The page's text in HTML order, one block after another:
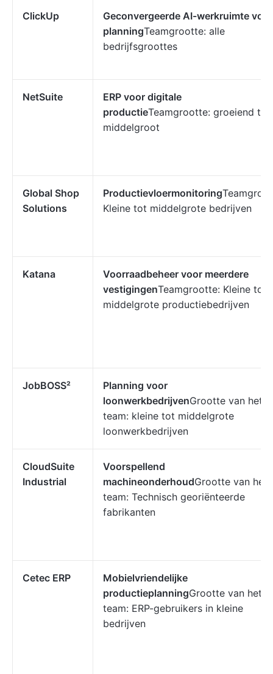
ClickUp
Geconvergeerde AI-werkruimte voor
planningTeamgrootte: alle
bedrijfsgroottes
NetSuite
ERP voor digitale
productieTeamgrootte: groeiend tot
middelgroot
Global Shop
Solutions
Productievloermonitoring
Kleine tot middelgrote bedrijven
Katana
Voorraadbeheer voor meerdere
vestigingenTeamgrootte: Kleine tot
middelgrote productiebedrijven
JobBOSS²
Planning voor
loonwerkbedrijvenGrootte van het
team: kleine tot middelgrote
loonwerkbedrijven
CloudSuite
Industrial
Voorspellend
machineonderhoudGrootte van het
team: Technisch georiënteerde
fabrikanten
Cetec ERP
Mobielvriendelijke
productieplanningGrootte van het
team: ERP-gebruikers in kleine
bedrijven